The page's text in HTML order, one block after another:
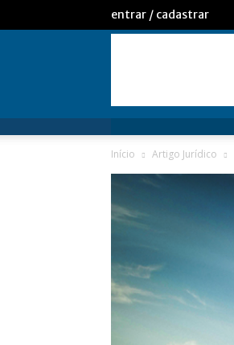
entrar / cadastrar
Início Artigo Jurídico